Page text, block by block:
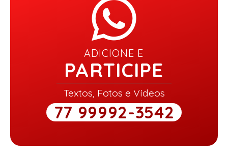
ADICIONE E
PARTICIPE
Textos, Fotos e Vídeos
77 99992-3542